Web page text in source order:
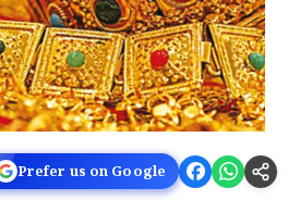
Prefer us on Google